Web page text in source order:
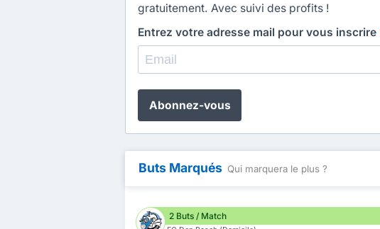
gratuitement. Avec suivi des profits !
Entrez votre adresse mail pour vous inscrire
Abonnez-vous
Buts Marqués Qui marquera le plus ?
2 Buts / Match